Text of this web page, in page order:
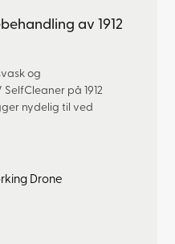
av 1912
og
på 1912
nydelig til ved